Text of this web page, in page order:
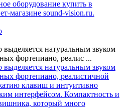
натуральным звуком
фортепиано, реалис ...
натуральным звуком
фортепиано, реалистичной
клавиш и интуитивно
интерфейсом. Компактность и
который много